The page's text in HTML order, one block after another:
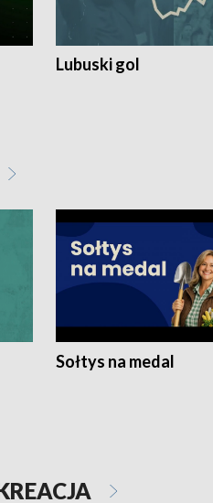
Lubuski gol
Sołtys na medal